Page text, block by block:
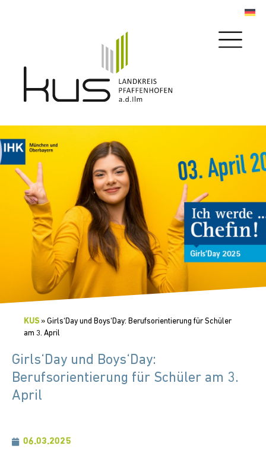
KUS » Girls‘Day und Boys‘Day: Berufsorientierung für Schüler
am 3. April
Girls‘Day und Boys‘Day:
Berufsorientierung für Schüler am 3.
April
06.03.2025